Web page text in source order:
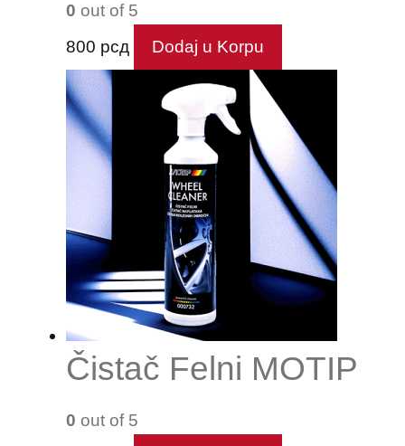
0 out of 5
800 рсд Dodaj u Korpu
Čistač Felni MOTIP
0 out of 5